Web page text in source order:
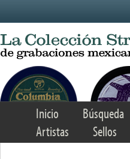
Inicio Búsqueda
Artistas
Sellos